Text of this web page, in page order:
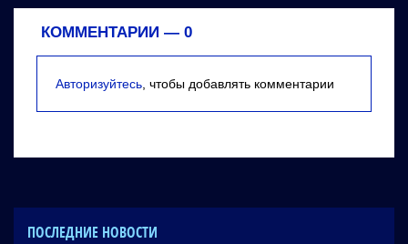
КОММЕНТАРИИ — 0
Авторизуйтесь , чтобы добавлять комментарии
ПОСЛЕДНИЕ НОВОСТИ